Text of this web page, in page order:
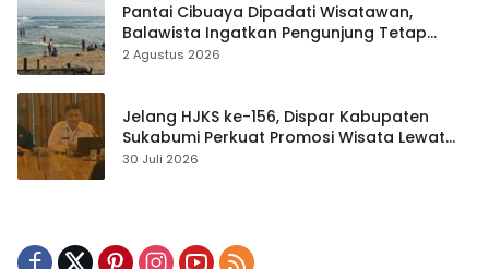
Pantai Cibuaya Dipadati Wisatawan,
Balawista Ingatkan Pengunjung Tetap
Waspada
2 Agustus 2026
Jelang HJKS ke-156, Dispar Kabupaten
Sukabumi Perkuat Promosi Wisata Lewat
Publikasi Digital
30 Juli 2026